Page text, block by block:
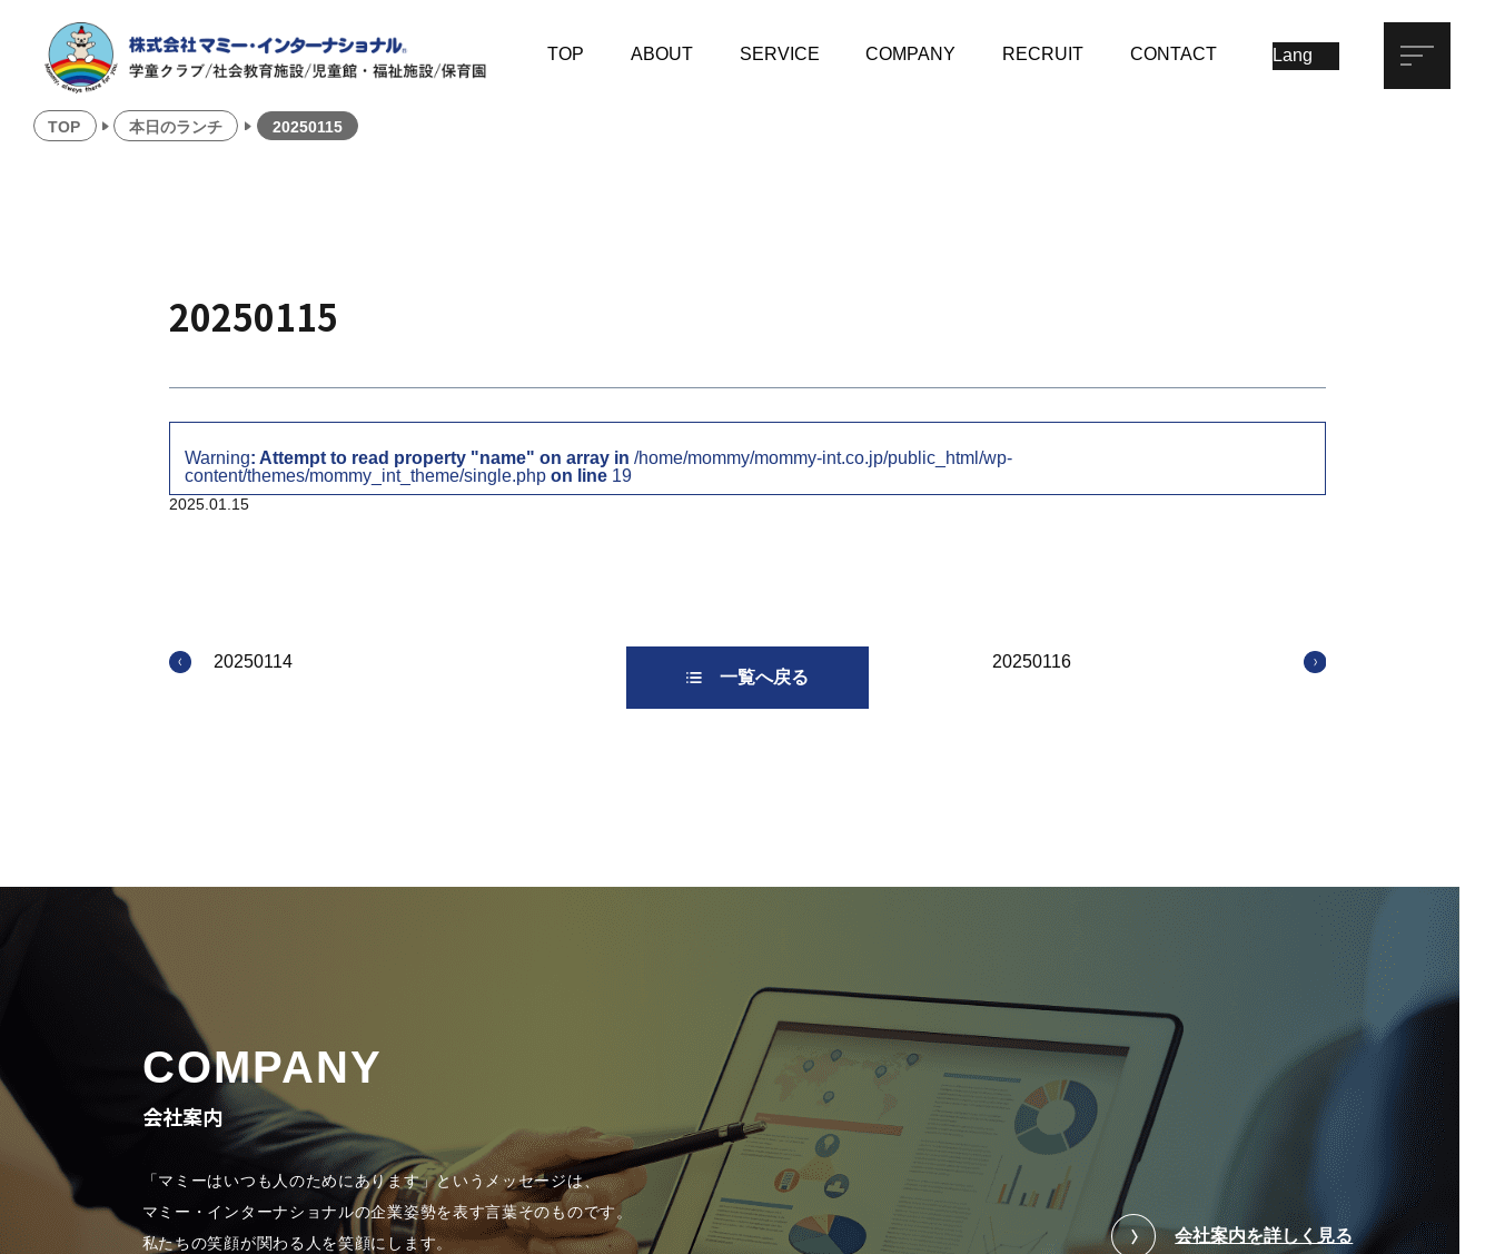
TOP ABOUT SERVICE COMPANY RECRUIT CONTACT
TOP 本日のランチ 20250115
20250115
Warning: Attempt to read property "name" on array in /home/mommy/mommy-int.co.jp/public_html/wp-
content/themes/mommy_int_theme/single.php on line 19
2025.01.15
20250114
一覧へ戻る
20250116
COMPANY
会社案内
「マミーはいつも人のためにあります」というメッセージは、
マミー・インターナショナルの企業姿勢を表す言葉そのものです。
私たちの笑顔が関わる人を笑顔にします。
会社案内を詳しく見る